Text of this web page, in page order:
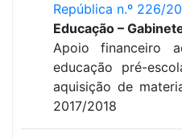
República n.º 226/
Educação –
Apoio financeiro
educação pré-
aquisição de
2017/2018